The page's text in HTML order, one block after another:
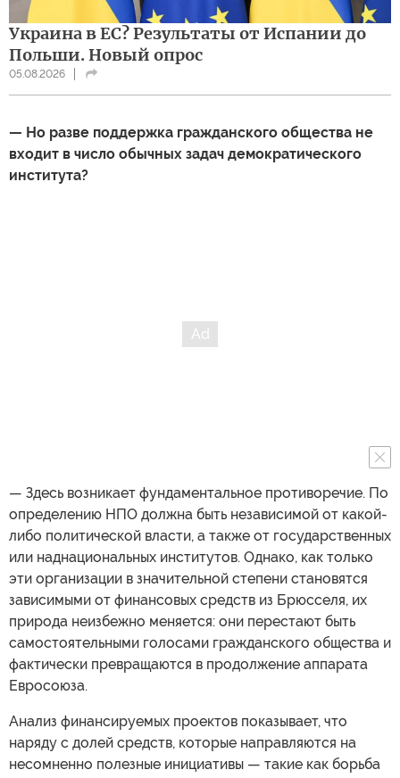
Украина в ЕС? Результаты от Испании до
Польши. Новый опрос
05.08.2026
— Но разве поддержка гражданского общества не
входит в число обычных задач демократического
института?
— Здесь возникает фундаментальное противоречие. По
определению НПО должна быть независимой от какой-
либо политической власти, а также от государственных
или наднациональных институтов. Однако, как только
эти организации в значительной степени становятся
зависимыми от финансовых средств из Брюсселя, их
природа неизбежно меняется: они перестают быть
самостоятельными голосами гражданского общества и
фактически превращаются в продолжение аппарата
Евросоюза.
Анализ финансируемых проектов показывает, что
наряду с долей средств, которые направляются на
несомненно полезные инициативы — такие как борьба